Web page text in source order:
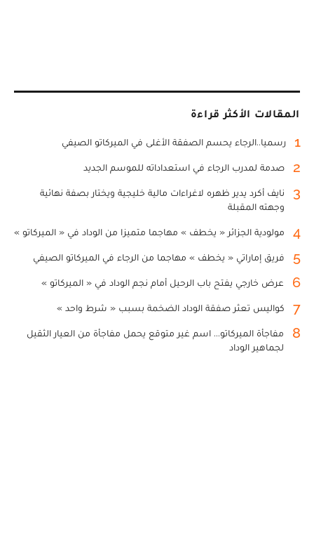
المقالات الأكثر قراءة
1 رسميا..الرجاء يحسم الصفقة الأغلى في الميركاتو الصيفي
2 صدمة لمدرب الرجاء في استعداداته للموسم الجديد
3
نايف أكرد يدير ظهره لاغراءات مالية خليجية ويختار بصفة نهائية
وجهته المقبلة
4 مولودية الجزائر « يخطف » مهاجما متميزا من الوداد في « الميركاتو »
5 فريق إماراتي « يخطف » مهاجما من الرجاء في الميركاتو الصيفي
6 عرض خارجي يفتح باب الرحيل أمام نجم الوداد في « الميركاتو »
7 كواليس تعثر صفقة الوداد الضخمة بسبب « شرط واحد »
8
مفاجأة الميركاتو... اسم غير متوقع يحمل مفاجأة من العيار الثقيل
لجماهير الوداد